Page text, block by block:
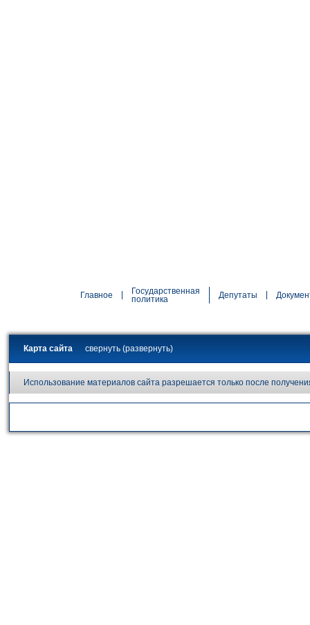
Главное
Государственная
политика
Депутаты
Карта сайта свернуть (развернуть)
Использование материалов сайта разрешается только после